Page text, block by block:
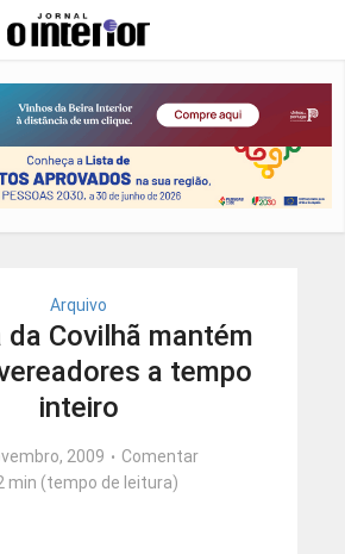
Arquivo
da Covilhã mantém
a tempo
inteiro
2009
Comentar
min (tempo de leitura)